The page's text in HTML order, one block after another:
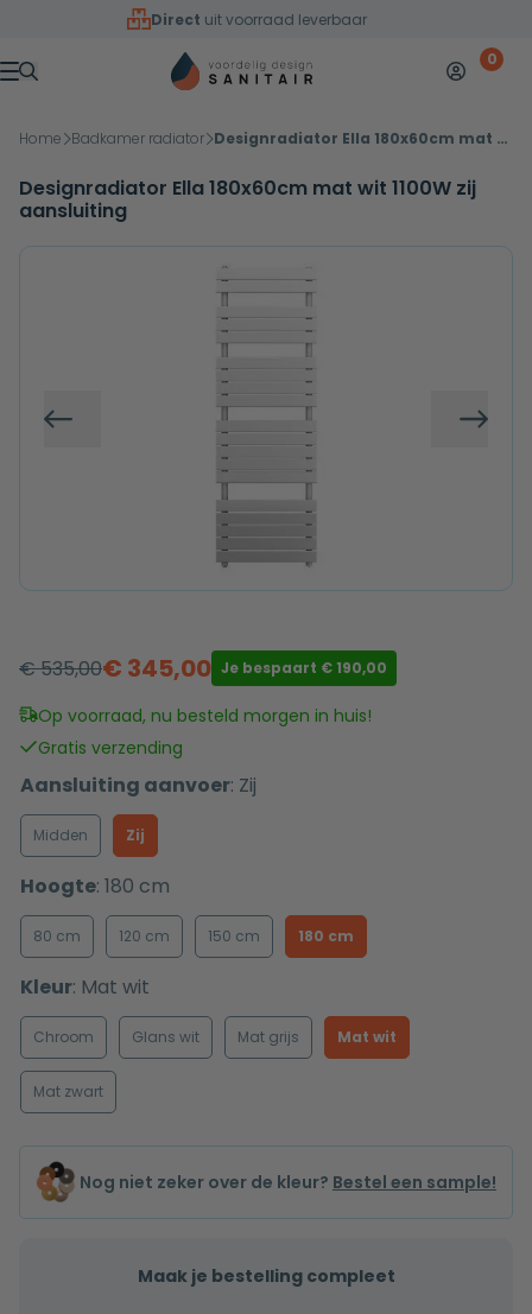
Overslaan naar inhoud
Direct uit voorraad leverbaar
Menu
Mijn 0
Home Badkamer radiator Designradiator Ella 180x60cm mat wit 1100W zij aansluiting
Designradiator Ella 180x60cm mat wit 1100W zij
aansluiting
Vorige
€535,00
Oorspronkelijke
prijs
was:
€ 535,00.
€ 345,00
Huidige
prijs
is:
€ 345,00.
Je bespaart € 190,00
Op voorraad, nu besteld morgen in huis!
Gratis verzending
Aansluiting aanvoer: Zij
Midden Zij
Hoogte: 180 cm
80 cm 120 cm 150 cm 180 cm
Kleur: Mat wit
Chroom Glans wit Mat grijs Mat wit
Mat zwart
Nog niet zeker over de kleur? Bestel een sample!
Maak je bestelling compleet